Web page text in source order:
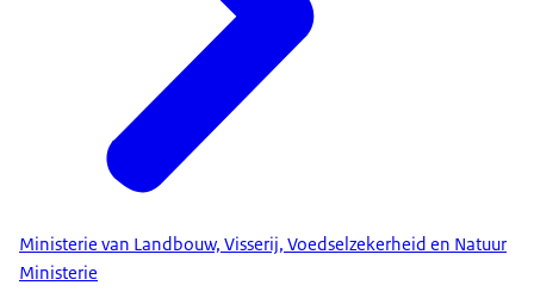
Ministerie van Landbouw, Visserij, Voedselzekerheid en Natuur
Ministerie